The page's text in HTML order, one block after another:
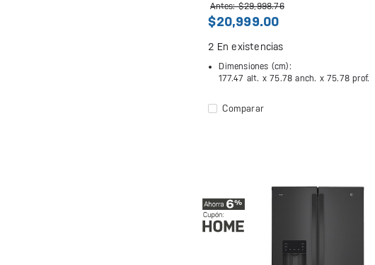
Antes: $29,998.76
$20,999.00
2 En existencias
Dimensiones (cm):
177.47 alt. x75.78 anch. x 75.78 prof.
Comparar